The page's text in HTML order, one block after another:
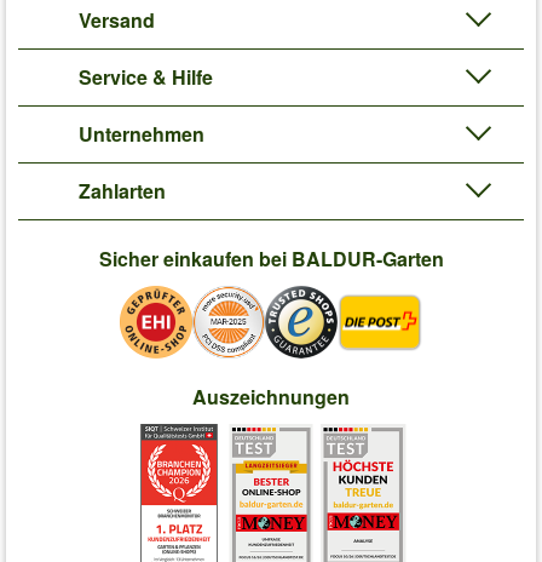
Versand
Service & Hilfe
Unternehmen
Zahlarten
Sicher einkaufen bei BALDUR-Garten
Auszeichnungen